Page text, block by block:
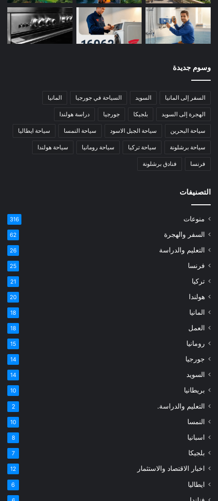
وسوم جديدة
السفر إلى المانيا السويد السياحة في جورجيا المانيا
الهجرة إلى السويد بلجيكا جورجيا دراسة هولندا
سياحة البحرين سياحة الجبل الاسود سياحة النمسا سياحة ايطاليا
سياحة برشلونة سياحة تركيا سياحة رومانيا سياحة هولندا
فرنسا فنادق برشلونة
التصنيفات
منوعات 316
السفر والهجرة 62
التعليم والدراسة 26
فرنسا 25
تركيا 21
هولندا 20
المانيا 18
العمل 18
رومانيا 15
جورجيا 14
السويد 14
بريطانيا 10
التعليم والدراسة. 2
النمسا 10
اسبانيا 8
بلجيكا 7
اخبار الاقتصاد والاستثمار 12
ايطاليا 6